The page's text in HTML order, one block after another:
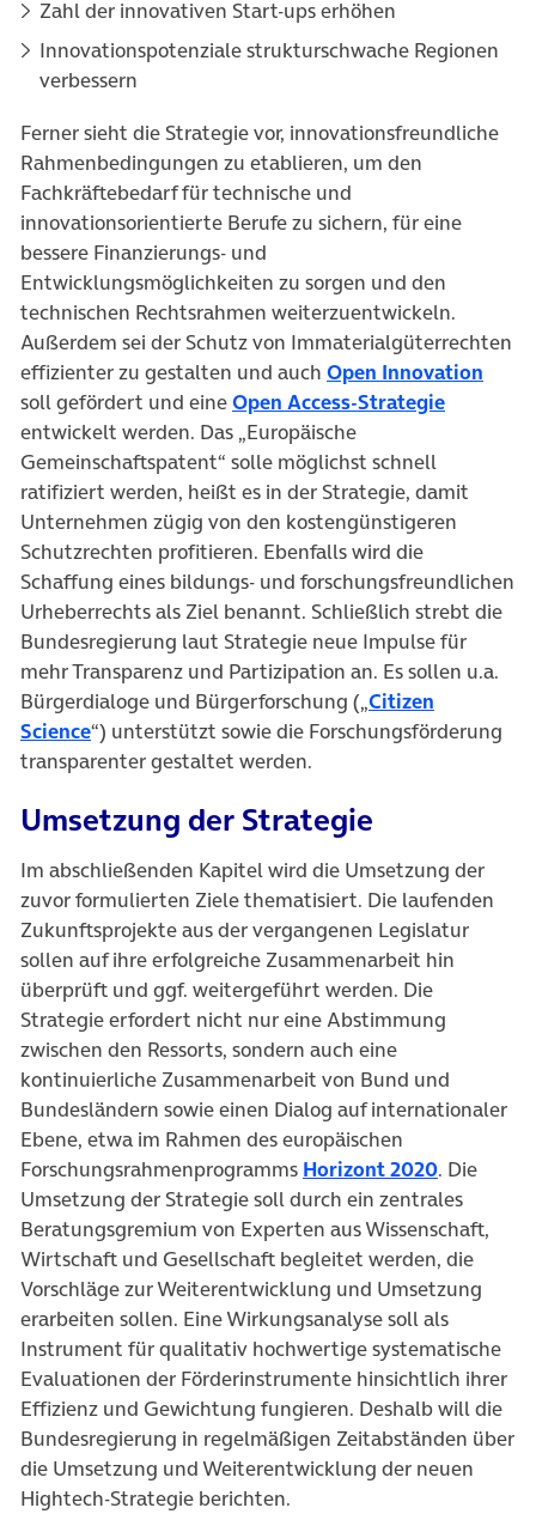
Zahl der innovativen Start-ups erhöhen
Innovationspotenziale strukturschwache Regionen
verbessern
Ferner sieht die Strategie vor, innovationsfreundliche
Rahmenbedingungen zu etablieren, um den
Fachkräftebedarf für technische und
innovationsorientierte Berufe zu sichern, für eine
bessere Finanzierungs- und
Entwicklungsmöglichkeiten zu sorgen und den
technischen Rechtsrahmen weiterzuentwickeln.
Außerdem sei der Schutz von Immaterialgüterrechten
effizienter zu gestalten und auch Open Innovation
soll gefördert und eineOpen Access-Strategie
entwickelt werden. Das „Europäische
Gemeinschaftspatent“ solle möglichst schnell
ratifiziert werden, heißt es in der Strategie, damit
Unternehmen zügig von den kostengünstigeren
Schutzrechten profitieren. Ebenfalls wird die
Schaffung eines bildungs- und forschungsfreundlichen
Urheberrechts als Ziel benannt. Schließlich strebt die
Bundesregierung laut Strategie neue Impulse für
mehr Transparenz und Partizipation an. Es sollen u.a.
Bürgerdialoge und Bürgerforschung („Citizen
Science“) unterstützt sowie die Forschungsförderung
transparenter gestaltet werden.
Umsetzung der Strategie
Im abschließenden Kapitel wird die Umsetzung der
zuvor formulierten Ziele thematisiert. Die laufenden
Zukunftsprojekte aus der vergangenen Legislatur
sollen auf ihre erfolgreiche Zusammenarbeit hin
überprüft und ggf. weitergeführt werden. Die
Strategie erfordert nicht nur eine Abstimmung
zwischen den Ressorts, sondern auch eine
kontinuierliche Zusammenarbeit von Bund und
Bundesländern sowie einen Dialog auf internationaler
Ebene, etwa im Rahmen des europäischen
Forschungsrahmenprogramms Horizont 2020. Die
Umsetzung der Strategie soll durch ein zentrales
Beratungsgremium von Experten aus Wissenschaft,
Wirtschaft und Gesellschaft begleitet werden, die
Vorschläge zur Weiterentwicklung und Umsetzung
erarbeiten sollen. Eine Wirkungsanalyse soll als
Instrument für qualitativ hochwertige systematische
Evaluationen der Förderinstrumente hinsichtlich ihrer
Effizienz und Gewichtung fungieren. Deshalb will die
Bundesregierung in regelmäßigen Zeitabständen über
die Umsetzung und Weiterentwicklung der neuen
Hightech-Strategie berichten.